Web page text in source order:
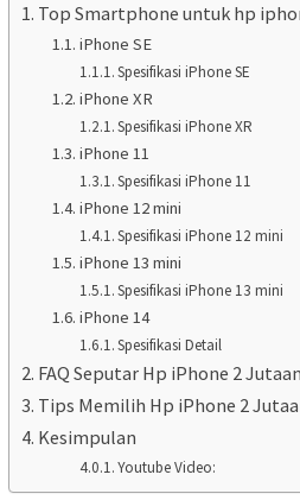
Top Smartphone untuk hp
iPhone SE
Spesifikasi iPhone SE
iPhone XR
Spesifikasi iPhone XR
iPhone 11
Spesifikasi iPhone 11
iPhone 12 mini
Spesifikasi iPhone 12 mini
iPhone 13 mini
Spesifikasi iPhone 13 mini
iPhone 14
Spesifikasi Detail
FAQ Seputar Hp iPhone 2 Jutaan
Tips Memilih Hp iPhone 2
Kesimpulan
Youtube Video: